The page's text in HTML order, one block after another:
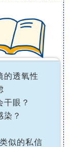
蝶
企
知
用
联
的透氧性
干眼？
染？
似的私信